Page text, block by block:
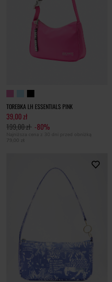
TOREBKA LH ESSENTIALS PINK
39,00 zł
199,00 zł -80%
Najniższa cena z 30 dni przed obniżką
79,00 zł